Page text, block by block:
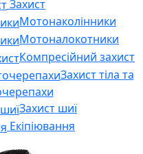
Захист
Мотонаколінники
Мотоналокотники
Компресійний захист
Захист тіла та
Захист шиї
Екіпіювання